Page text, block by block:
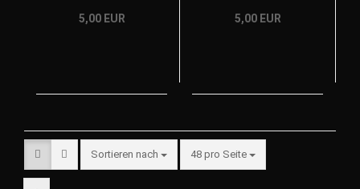
5,00 EUR 5,00 EUR
Sortieren nach 48 pro Seite